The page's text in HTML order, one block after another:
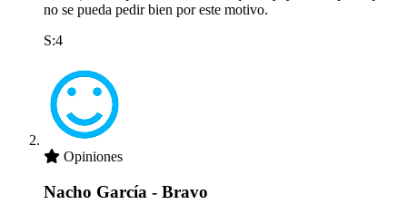
no se pueda pedir bien por este motivo.
S:4
Opiniones
Nacho García - Bravo